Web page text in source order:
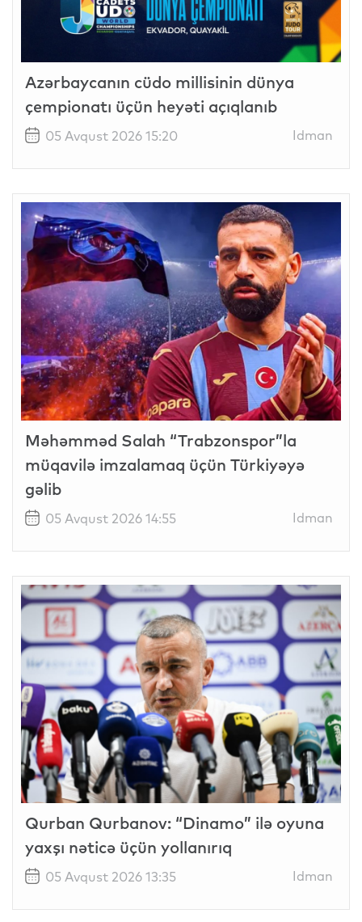
Azərbaycanın cüdo millisinin dünya
çempionatı üçün heyəti açıqlanıb
05 Avqust 2026 15:20 Idman
Məhəmməd Salah “Trabzonspor”la
müqavilə imzalamaq üçün Türkiyəyə
gəlib
05 Avqust 2026 14:55 Idman
Qurban Qurbanov: “Dinamo” ilə oyuna
yaxşı nəticə üçün yollanırıq
05 Avqust 2026 13:35 Idman